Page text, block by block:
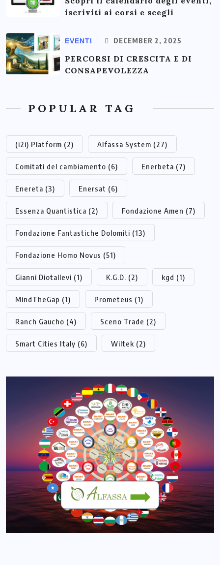
iscriviti ai corsi e scegli
EVENTI DECEMBER 2, 2025
PERCORSI DI CRESCITA E DI
CONSAPEVOLEZZA
POPULAR TAG
(i2i) Platform (2) Alfassa System (27)
Comitati del cambiamento (6) Enerbeta (7)
Enereta (3) Enersat (6)
Essenza Quantistica (2) Fondazione Amen (7)
Fondazione Fantastiche Dolomiti (13)
Fondazione Homo Novus (51)
Gianni Diotallevi (1) K.G.D. (2) kgd (1)
MindTheGap (1) Prometeus (1)
Ranch Gaucho (4) Sceno Trade (2)
Smart Cities Italy (6) Wiltek (2)